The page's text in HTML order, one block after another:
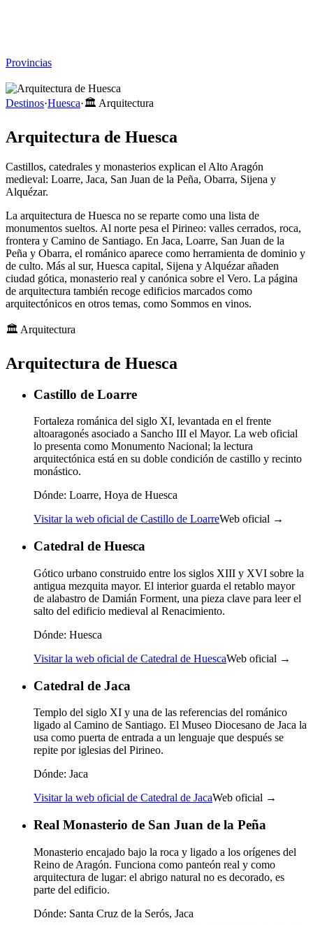
Provincias
Destinos·Huesca·🏛️ Arquitectura
Arquitectura de Huesca
Castillos, catedrales y monasterios explican el Alto Aragón
medieval: Loarre, Jaca, San Juan de la Peña, Obarra, Sijena y
Alquézar.
La arquitectura de Huesca no se reparte como una lista de
monumentos sueltos. Al norte pesa el Pirineo: valles cerrados, roca,
frontera y Camino de Santiago. En Jaca, Loarre, San Juan de la
Peña y Obarra, el románico aparece como herramienta de dominio y
de culto. Más al sur, Huesca capital, Sijena y Alquézar añaden
ciudad gótica, monasterio real y canónica sobre el Vero. La página
de arquitectura también recoge edificios marcados como
arquitectónicos en otros temas, como Sommos en vinos.
🏛️ Arquitectura
Arquitectura de Huesca
Castillo de Loarre
Fortaleza románica del siglo XI, levantada en el frente
altoaragonés asociado a Sancho III el Mayor. La web oficial
lo presenta como Monumento Nacional; la lectura
arquitectónica está en su doble condición de castillo y recinto
monástico.
Dónde: Loarre, Hoya de Huesca
Visitar la web oficial de Castillo de LoarreWeb oficial →
Catedral de Huesca
Gótico urbano construido entre los siglos XIII y XVI sobre la
antigua mezquita mayor. El interior guarda el retablo mayor
de alabastro de Damián Forment, una pieza clave para leer el
salto del edificio medieval al Renacimiento.
Dónde: Huesca
Visitar la web oficial de Catedral de HuescaWeb oficial →
Catedral de Jaca
Templo del siglo XI y una de las referencias del románico
ligado al Camino de Santiago. El Museo Diocesano de Jaca la
usa como puerta de entrada a un lenguaje que después se
repite por iglesias del Pirineo.
Dónde: Jaca
Visitar la web oficial de Catedral de JacaWeb oficial →
Real Monasterio de San Juan de la Peña
Monasterio encajado bajo la roca y ligado a los orígenes del
Reino de Aragón. Funciona como panteón real y como
arquitectura de lugar: el abrigo natural no es decorado, es
parte del edificio.
Dónde: Santa Cruz de la Serós, Jaca